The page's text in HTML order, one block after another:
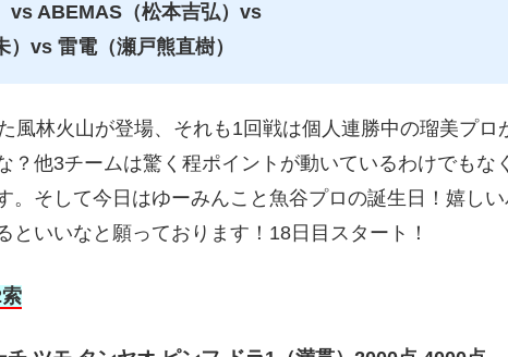
vs ABEMAS（松本吉弘）vs
vs 雷電（瀬戸熊直樹）
風林火山が登場、それも1回戦は個人連勝中の瑠美プロ
？他3チームは驚く程ポイントが動いているわけでもな
。そして今日はゆーみんこと魚谷プロの誕生日！嬉し
といいなと願っております！18日目スタート！